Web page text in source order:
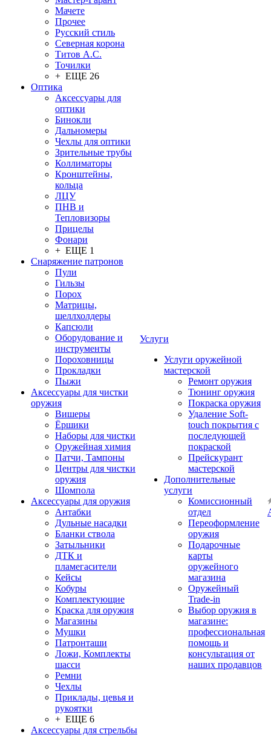
Мачете
Прочее
Русский стиль
Северная корона
Титов А.С.
Точилки
+ ЕЩЕ 26
Оптика
Аксессуары для
оптики
Бинокли
Дальномеры
Чехлы для оптики
Зрительные трубы
Коллиматоры
Кронштейны,
кольца
ЛЦУ
ПНВ и
Тепловизоры
Прицелы
Фонари
+ ЕЩЕ 1
Снаряжение патронов
Пули
Гильзы
Порох
Матрицы,
шеллхолдеры
Капсюли
Оборудование и
инструменты
Пороховницы
Прокладки
Пыжи
Аксессуары для чистки
оружия
Вишеры
Ёршики
Наборы для чистки
Оружейная химия
Патчи, Тампоны
Центры для чистки
оружия
Шомпола
Аксессуары для оружия
Антабки
Дульные насадки
Бланки ствола
Затыльники
ДТК и
пламегасители
Кейсы
Кобуры
Комплектующие
Краска для оружия
Магазины
Мушки
Патронташи
Ложи, Комплекты
шасси
Ремни
Чехлы
Приклады, цевья и
рукоятки
+ ЕЩЕ 6
Аксессуары для стрельбы
Услуги
Услуги оружейной
мастерской
Ремонт оружия
Тюнинг оружия
Покраска оружия
Удаление Soft-
touch покрытия с
последующей
покраской
Прейскурант
мастерской
Дополнительные
услуги
Комиссионный
отдел
Переоформление
оружия
Подарочные
карты
оружейного
магазина
Оружейный
Trade-in
Выбор оружия в
магазине:
профессиональная
помощь и
консультация от
наших продавцов